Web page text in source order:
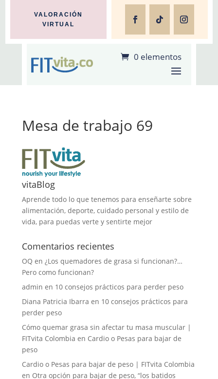
VALORACIÓN
VIRTUAL
0 elementos
Mesa de trabajo 69
vitaBlog
Aprende todo lo que tenemos para enseñarte sobre
alimentación, deporte, cuidado personal y estilo de
vida, para puedas verte y sentirte mejor
Comentarios recientes
OQ en ¿Los quemadores de grasa si funcionan?…
Pero como funcionan?
admin en 10 consejos prácticos para perder peso
Diana Patricia Ibarra en 10 consejos prácticos para
perder peso
Cómo quemar grasa sin afectar tu masa muscular |
FITvita Colombia en Cardio o Pesas para bajar de
peso
Cardio o Pesas para bajar de peso | FITvita Colombia
en Otra opción para bajar de peso, “los batidos